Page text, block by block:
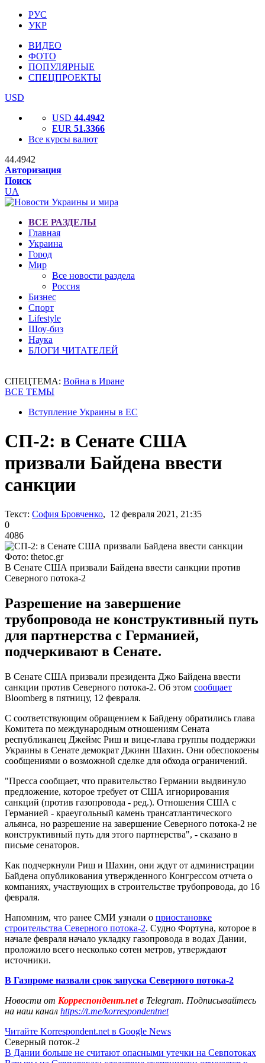
РУС
УКР
ВИДЕО
ФОТО
ПОПУЛЯРНЫЕ
СПЕЦПРОЕКТЫ
USD
USD 44.4942
EUR 51.3366
Все курсы валют
44.4942
Авторизация
Поиск
UA
ВСЕ РАЗДЕЛЫ
Главная
Украина
Город
Мир
Все новости раздела
Россия
Бизнес
Спорт
Lifestyle
Шоу-биз
Наука
БЛОГИ ЧИТАТЕЛЕЙ
СПЕЦТЕМА: Война в Иране
ВСЕ ТЕМЫ
Вступление Украины в ЕС
СП-2: в Сенате США
призвали Байдена ввести
санкции
Текст: София Бровченко, 12 февраля 2021, 21:35
0
4086
Фото: thetoc.gr
В Сенате США призвали Байдена ввести санкции против
Северного потока-2
Разрешение на завершение
трубопровода не конструктивный путь
для партнерства с Германией,
подчеркивают в Сенате.
В Сенате США призвали президента Джо Байдена ввести
санкции против Северного потока-2. Об этом сообщает
Bloomberg в пятницу, 12 февраля.
С соответствующим обращением к Байдену обратились глава
Комитета по международным отношениям Сената
республиканец Джеймс Риш и вице-глава группы поддержки
Украины в Сенате демократ Джинн Шахин. Они обеспокоены
сообщениями о возможной сделке для обхода ограничений.
"Пресса сообщает, что правительство Германии выдвинуло
предложение, которое требует от США игнорирования
санкций (против газопровода - ред.). Отношения США с
Германией - краеугольный камень трансатлантического
альянса, но разрешение на завершение Северного потока-2 не
конструктивный путь для этого партнерства", - сказано в
письме сенаторов.
Как подчеркнули Риш и Шахин, они ждут от администрации
Байдена опубликования утвержденного Конгрессом отчета о
компаниях, участвующих в строительстве трубопровода, до 16
февраля.
Напомним, что ранее СМИ узнали о приостановке
строительства Северного потока-2. Судно Фортуна, которое в
начале февраля начало укладку газопровода в водах Дании,
проложило всего несколько сотен метров, утверждают
источники.
В Газпроме назвали срок запуска Северного потока-2
Новости от Корреспондент.netв Telegram. Подписывайтесь
на наш канал https://t.me/korrespondentnet
Читайте Korrespondent.net в Google News
Северный поток-2
В Дании больше не считают опасными утечки на Севпотоках